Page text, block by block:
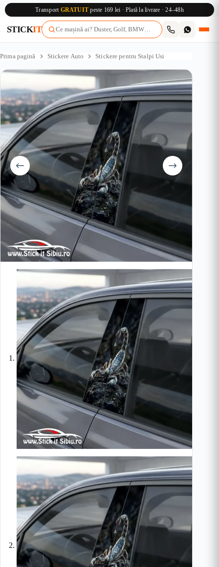
Transport GRATUIT peste 169 lei · Plată la livrare · 24–48h
STICKIT
la
Prima pagină Stickere Auto Stickere pentru Stalpi Usi